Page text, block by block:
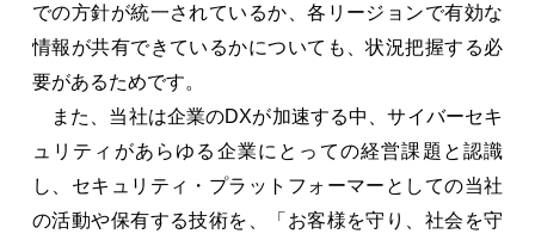
での方針が統一されているか、各リージョンで有効な
情報が共有できているかについても、状況把握する必
要があるためです。
また、当社は企業のDXが加速する中、サイバーセキ
ュリティがあらゆる企業にとっての経営課題と認識
し、セキュリティ・プラットフォーマーとしての当社
の活動や保有する技術を、「お客様を守り、社会を守